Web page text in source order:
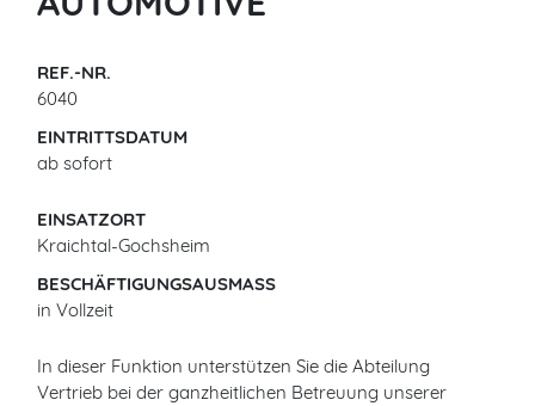
REF.-NR.
6040
EINTRITTSDATUM
ab sofort
EINSATZORT
Kraichtal-Gochsheim
BESCHÄFTIGUNGSAUSMASS
in Vollzeit
In dieser Funktion unterstützen Sie die Abteilung
Vertrieb bei der ganzheitlichen Betreuung unserer